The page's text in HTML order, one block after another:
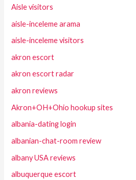
Aisle visitors
aisle-inceleme arama
aisle-inceleme visitors
akron escort
akron escort radar
akron reviews
Akron+OH+Ohio hookup sites
albania-dating login
albanian-chat-room review
albany USA reviews
albuquerque escort